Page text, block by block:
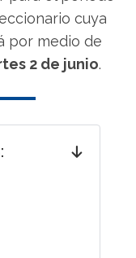
cuya
por medio de
2 de junio.